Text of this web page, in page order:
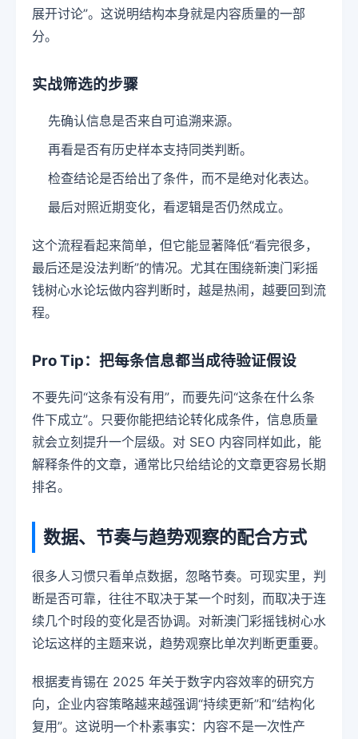
展开讨论”。这说明结构本身就是内容质量的一部
分。
实战筛选的步骤
先确认信息是否来自可追溯来源。
再看是否有历史样本支持同类判断。
检查结论是否给出了条件，而不是绝对化表达。
最后对照近期变化，看逻辑是否仍然成立。
这个流程看起来简单，但它能显著降低“看完很多，
最后还是没法判断”的情况。尤其在围绕新澳门彩摇
钱树心水论坛做内容判断时，越是热闹，越要回到流
程。
Pro Tip：把每条信息都当成待验证假设
不要先问“这条有没有用”，而要先问“这条在什么条
件下成立”。只要你能把结论转化成条件，信息质量
就会立刻提升一个层级。对 SEO 内容同样如此，能
解释条件的文章，通常比只给结论的文章更容易长期
排名。
数据、节奏与趋势观察的配合方式
很多人习惯只看单点数据，忽略节奏。可现实里，判
断是否可靠，往往不取决于某一个时刻，而取决于连
续几个时段的变化是否协调。对新澳门彩摇钱树心水
论坛这样的主题来说，趋势观察比单次判断更重要。
根据麦肯锡在 2025 年关于数字内容效率的研究方
向，企业内容策略越来越强调“持续更新”和“结构化
复用”。这说明一个朴素事实：内容不是一次性产